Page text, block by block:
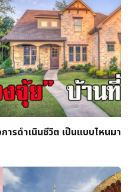
รดำเนินชีวิต เป็นแบบไหนมา